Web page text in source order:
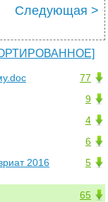
Следующая >
77
9
4
6
5
2016
65